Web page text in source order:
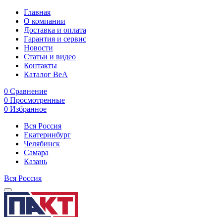
Главная
О компании
Доставка и оплата
Гарантия и сервис
Новости
Статьи и видео
Контакты
Каталог BeA
0 Сравнение
0 Просмотренные
0 Избранное
Вся Россия
Екатеринбург
Челябинск
Самара
Казань
Вся Россия